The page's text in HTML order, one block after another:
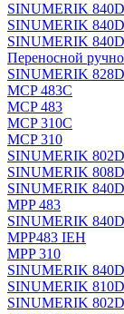
SINUMERIK
SINUMERIK
SINUMERIK
Переносной
SINUMERIK 828D
MCP 483C
MCP 483
MCP 310C
MCP 310
SINUMERIK
SINUMERIK 808D
SINUMERIK
MPP 483
SINUMERIK
MPP483 IEH
MPP 310
SINUMERIK
SINUMERIK
SINUMERIK 802D